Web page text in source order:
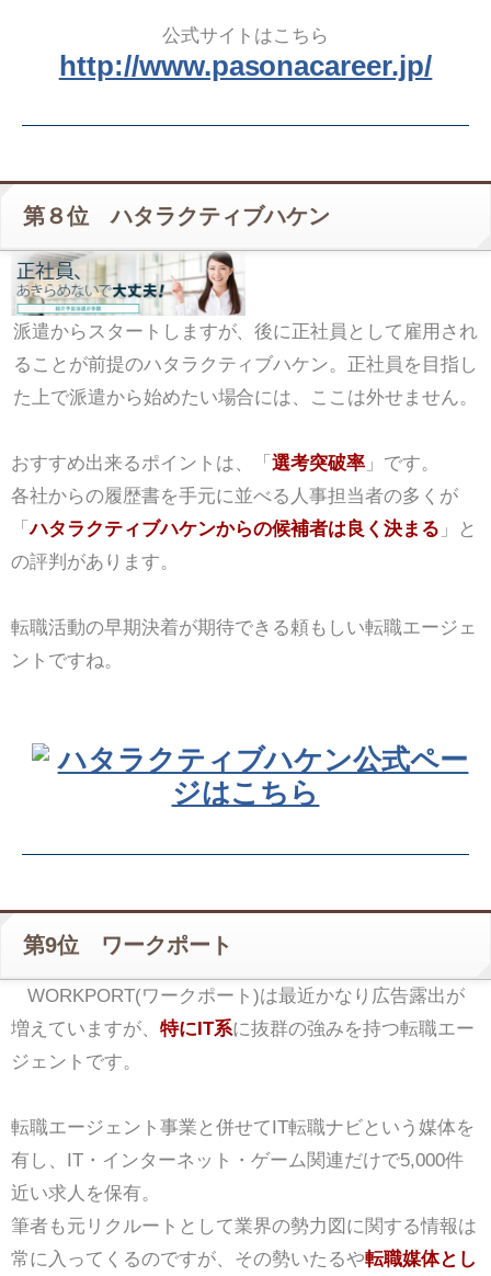
公式サイトはこちら
http://www.pasonacareer.jp/
第８位 ハタラクティブハケン
派遣からスタートしますが、後に正社員として雇用され
ることが前提のハタラクティブハケン。正社員を目指し
た上で派遣から始めたい場合には、ここは外せません。
おすすめ出来るポイントは、「 選考突破率」です。
各社からの履歴書を手元に並べる人事担当者の多くが
「ハタラクティブハケンからの候補者は良く決まる 」と
の評判があります。
転職活動の早期決着が期待できる頼もしい転職エージェ
ントですね。
ハタラクティブハケン公式ペー
ジはこちら
第9位 ワークポート
WORKPORT(ワークポート)は最近かなり広告露出が
増えていますが、 特にIT系に抜群の強みを持つ転職エー
ジェントです。
転職エージェント事業と併せてIT転職ナビという媒体を
有し、IT・インターネット・ゲーム関連だけで5,000件
近い求人を保有。
筆者も元リクルートとして業界の勢力図に関する情報は
常に入ってくるのですが、その勢いたるや転職媒体とし